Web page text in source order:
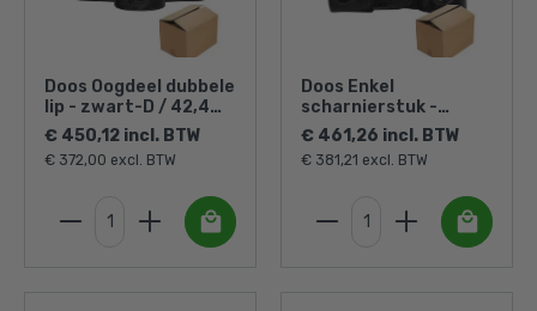
Doos Oogdeel dubbele
lip - zwart-D / 42,4
mm (40 stuks)
€ 450,12 incl. BTW
€ 372,00 excl. BTW
Doos Enkel
scharnierstuk -
zwart-D / 42,4 mm
(35 stuks)
€ 461,26 incl. BTW
€ 381,21 excl. BTW